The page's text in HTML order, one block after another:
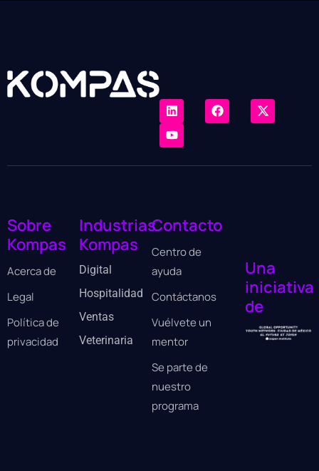
Sobre
Kompas
Acerca de
Legal
Política de
privacidad
Industrias
Kompas
Digital
Hospitalidad
Ventas
Veterinaria
Contacto
Centro de
ayuda
Contáctanos
Vuélvete un
mentor
Se parte de
nuestro
programa
Una
iniciativa
de